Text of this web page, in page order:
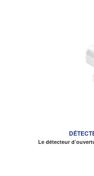
Le détecteur